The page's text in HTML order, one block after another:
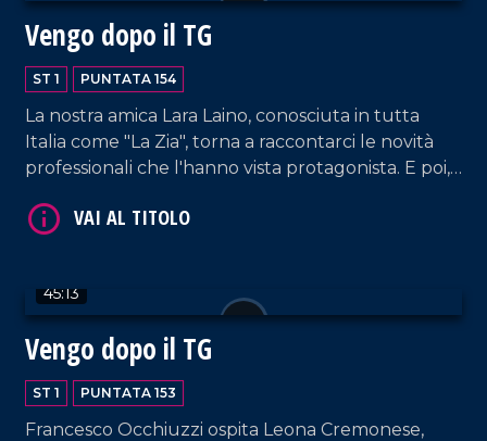
Vengo dopo il TG
ST 1 PUNTATA 154
La nostra amica Lara Laino, conosciuta in tutta
Italia come "La Zia", torna a raccontarci le novità
professionali che l'hanno vista protagonista. E poi,
suo chitarrista Tani Lo Schiavo) racconta la sua
Stella".
45:13
Vengo dopo il TG
ST 1 PUNTATA 153
Francesco Occhiuzzi ospita Leona Cremonese,
VAI AL TITOLO